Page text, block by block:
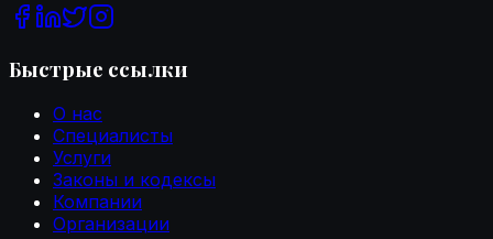
Быстрые ссылки
О нас
Специалисты
Услуги
Законы и кодексы
Компании
Организации